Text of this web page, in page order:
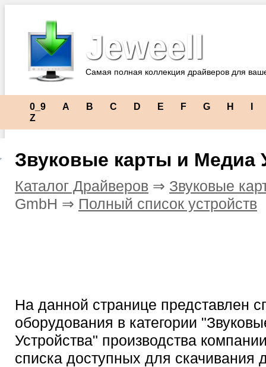
Jeweell
Самая полная коллекция драйверов для
0_9 A B C D E F G H
Z
Звуковые карты и Медиа
Каталог Драйверов ⇒ Звуковые
GmbH ⇒ Полный список устройств
На данной странице представлен
оборудования в категории
Устройства" производства
списка доступных для скачивания